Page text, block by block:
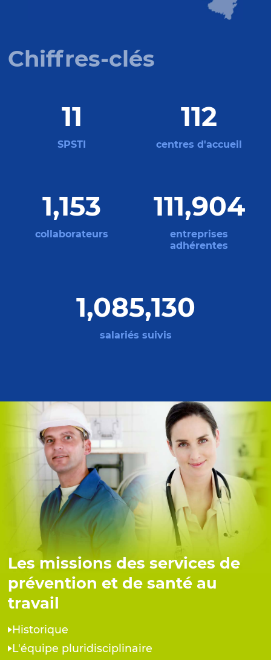
Chiffres-clés
15
SPSTI
149
centres d'accueil
1,526
collaborateurs
148,110
entreprises
adhérentes
1,436,210
salariés suivis
Les missions des services de
prévention et de santé au
travail
Historique
L'équipe pluridisciplinaire